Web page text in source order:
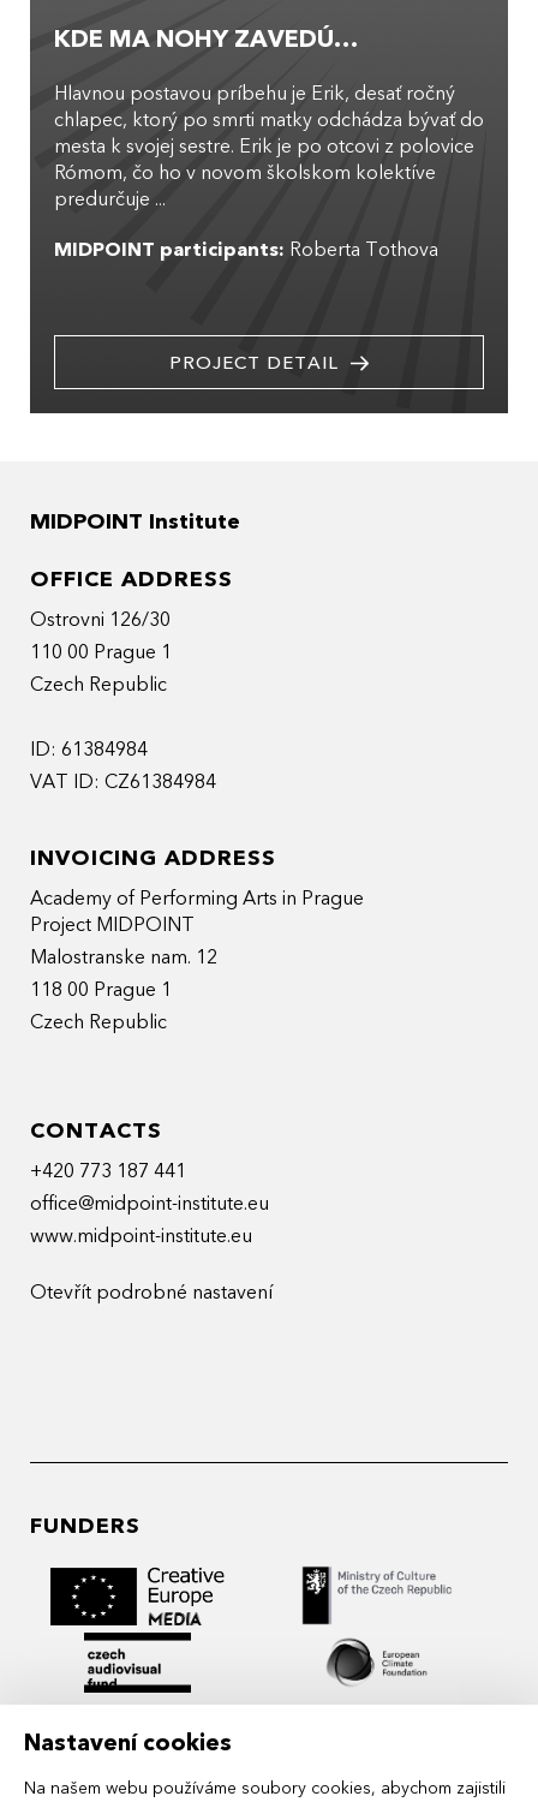
Nastavení cookies
Na našem webu používáme soubory cookies, abychom zajistili
KDE MA NOHY ZAVEDÚ…
Hlavnou postavou príbehu je Erik, desať ročný
chlapec, ktorý po smrti matky odchádza bývať do
mesta k svojej sestre. Erik je po otcovi z polovice
Rómom, čo ho v novom školskom kolektíve
predurčuje ...
MIDPOINT participants: Roberta Tothova
PROJECT DETAIL
MIDPOINT Institute
OFFICE ADDRESS
Ostrovni 126/30
110 00 Prague 1
Czech Republic
ID: 61384984
VAT ID: CZ61384984
INVOICING ADDRESS
Academy of Performing Arts in Prague
Project MIDPOINT
Malostranske nam. 12
118 00 Prague 1
Czech Republic
CONTACTS
+420 773 187 441
office@midpoint-institute.eu
www.midpoint-institute.eu
Otevřít podrobné nastavení
FUNDERS